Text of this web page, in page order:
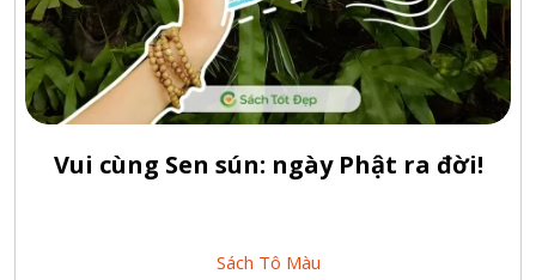
Vui cùng Sen sún: ngày Phật ra đời!
Sách Tô Màu